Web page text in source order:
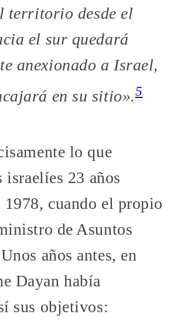
territorio desde el
el sur quedará
anexionado a Israel,
en su sitio».5
lo que
23 años
1978, cuando el propio
de Asuntos
años antes, en
Dayan había
sus objetivos: